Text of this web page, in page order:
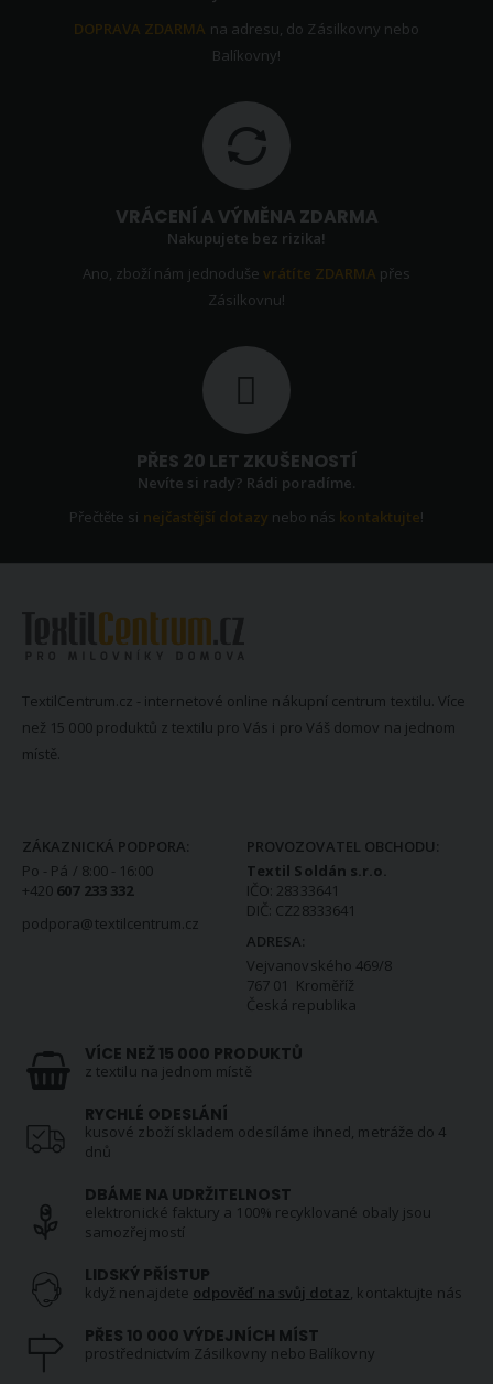
DOPRAVA ZDARMA na adresu, do Zásilkovny nebo
Balíkovny!
VRÁCENÍ A VÝMĚNA ZDARMA
Nakupujete bez rizika!
Ano, zboží nám jednoduševrátíte ZDARMA přes
Zásilkovnu!
PŘES 20 LET ZKUŠENOSTÍ
Nevíte si rady? Rádi poradíme.
Přečtěte si nejčastější dotazy nebo nás kontaktujte!
TextilCentrum.cz - internetové online nákupní centrum textilu. Více
než 15 000 produktů z textilu pro Vás i pro Váš domov na jednom
místě.
ZÁKAZNICKÁ PODPORA:
Po - Pá / 8:00 - 16:00
+420 607 233 332
podpora@textilcentrum.cz
PROVOZOVATEL OBCHODU:
Textil Soldán s.r.o.
IČO: 28333641
DIČ: CZ28333641
ADRESA:
Vejvanovského 469/8
767 01 Kroměříž
Česká republika
VÍCE NEŽ 15 000 PRODUKTŮ
z textilu na jednom místě
RYCHLÉ ODESLÁNÍ
kusové zboží skladem odesíláme ihned, metráže do 4
dnů
DBÁME NA UDRŽITELNOST
elektronické faktury a 100% recyklované obaly jsou
samozřejmostí
LIDSKÝ PŘÍSTUP
když nenajdete odpověď na svůj dotaz, kontaktujte nás
PŘES 10 000 VÝDEJNÍCH MÍST
prostřednictvím Zásilkovny nebo Balíkovny